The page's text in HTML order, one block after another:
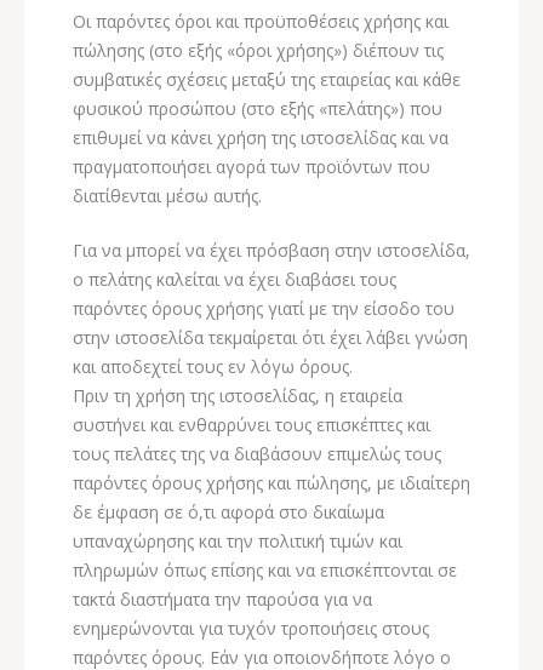
Οι παρόντες όροι και προϋποθέσεις χρήσης και
πώλησης (στο εξής «όροι χρήσης») διέπουν τις
συμβατικές σχέσεις μεταξύ της εταιρείας και κάθε
φυσικού προσώπου (στο εξής «πελάτης») που
επιθυμεί να κάνει χρήση της ιστοσελίδας και να
πραγματοποιήσει αγορά των προϊόντων που
διατίθενται μέσω αυτής.
Για να μπορεί να έχει πρόσβαση στην ιστοσελίδα,
ο πελάτης καλείται να έχει διαβάσει τους
παρόντες όρους χρήσης γιατί με την είσοδο του
στην ιστοσελίδα τεκμαίρεται ότι έχει λάβει γνώση
και αποδεχτεί τους εν λόγω όρους.
Πριν τη χρήση της ιστοσελίδας, η εταιρεία
συστήνει και ενθαρρύνει τους επισκέπτες και
τους πελάτες της να διαβάσουν επιμελώς τους
παρόντες όρους χρήσης και πώλησης, με ιδιαίτερη
δε έμφαση σε ό,τι αφορά στο δικαίωμα
υπαναχώρησης και την πολιτική τιμών και
πληρωμών όπως επίσης και να επισκέπτονται σε
τακτά διαστήματα την παρούσα για να
ενημερώνονται για τυχόν τροποιήσεις στους
παρόντες όρους. Εάν για οποιονδήποτε λόγο ο